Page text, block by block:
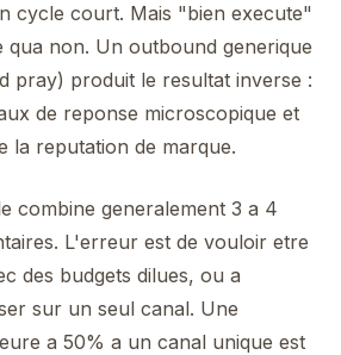
cycle court. Mais "bien execute"
qua non. Un outbound generique
pray) produit le resultat inverse :
de reponse microscopique et
la reputation de marque.
combine generalement 3 a 4
L'erreur est de vouloir etre
des budgets dilues, ou a
sur un seul canal. Une
a 50% a un canal unique est